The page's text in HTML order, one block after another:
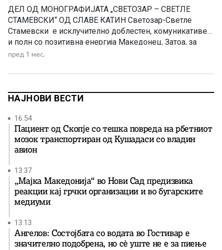
ДЕЛ ОД МОНОГРАФИЈАТА „СВЕТОЗАР – СВЕТЛЕ
СТАМЕВСКИ“ ОД СЛАВЕ КАТИН Светозар-Светле
Стамевски е исклучително доблестен, комуникативен
и полн со позитивна енергија Македонец, Затоа, за
подобро да го портретираме неговиот лик и воопшто
наназад Инаку, бабата Менка која била најмала,
дечињата и немале каде да […]
пред 1 мес.
НАЈНОВИ ВЕСТИ
16:54
Пациент од Скопје со тешка повреда на рбетниот
мозок транспортиран од Кушадаси со владин
авион
13:37
„Мајка Македонија“ во Нови Сад предизвика
реакции кај грчки организации и во бугарските
медиуми
13:13
Ангелов: Состојбата со водата во Гостивар е
значително подобрена, но сè уште не е за пиење